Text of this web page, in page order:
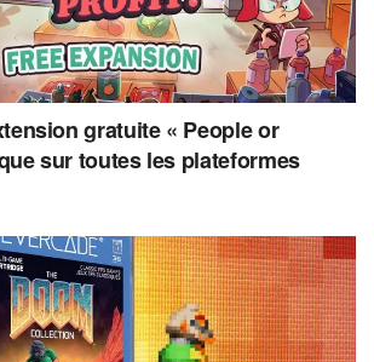
gratuite « People or
sur toutes les plateformes